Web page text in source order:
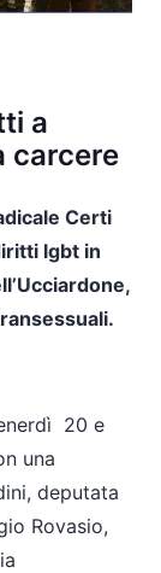
a
carcere
Certi
lgbt in
20 e
una
deputata
Rovasio,